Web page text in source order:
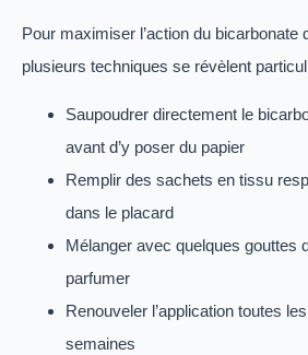
Pour maximiser l’action du bicarbonate
plusieurs techniques se révèlent
Saupoudrer directement le
avant d’y poser du papier
Remplir des sachets en tissu
dans le placard
Mélanger avec quelques gouttes
parfumer
Renouveler l’application toutes
semaines